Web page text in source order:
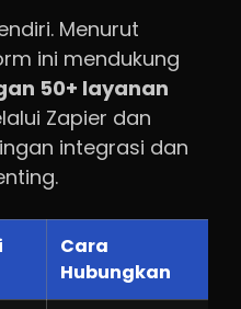
Menurut
ini mendukung
50+ layanan
Zapier dan
integrasi dan
Cara
Hubungkan